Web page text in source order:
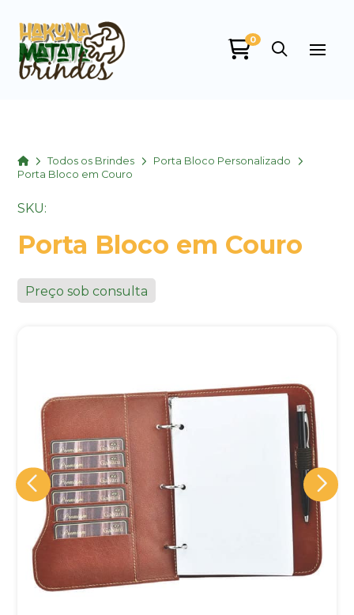
0
HomeTodos os Brindes
Porta Bloco Personalizado
Porta Bloco em Couro
SKU:
Porta Bloco em Couro
Preço sob consulta